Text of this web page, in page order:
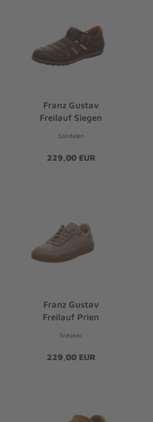
Franz Gustav
Freilauf Siegen
Sandalen
229,00 EUR
Franz Gustav
Freilauf Prien
Sneaker
229,00 EUR